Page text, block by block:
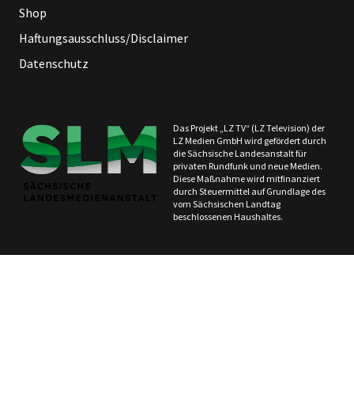
Shop
Haftungsausschluss/Disclaimer
Datenschutz
Das Projekt „LZ TV“ (LZ Television) der
LZ Medien GmbH wird gefördert durch
die Sächsische Landesanstalt für
privaten Rundfunk und neue Medien.
Diese Maßnahme wird mitfinanziert
durch Steuermittel auf Grundlage des
vom Sächsischen Landtag
beschlossenen Haushaltes.